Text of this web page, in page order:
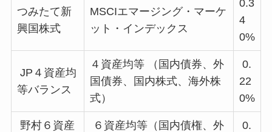
つみたて新
興国株式
MSCIエマージング・マーケ
ット・インデックス
0.3
4
0%
JP４資産均
等バランス
４資産均等 （国内債券、外
国債券、国内株式、海外株
式）
0.
22
0%
野村６資産
６資産均等（国内債権、外
0.